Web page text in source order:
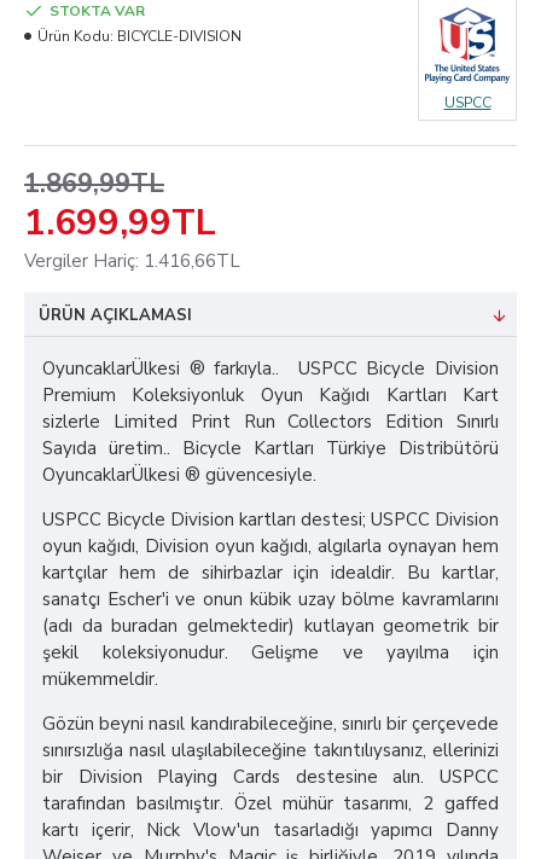
1.699,99TL
1.869,99TL
Vergiler Hariç: 1.416,66TL
STOKTA VAR
Ürün Kodu: BICYCLE-DIVISION
USPCC
ÜRÜN AÇIKLAMASI
OyuncaklarÜlkesi ® farkıyla.. USPCC Bicycle Division
Premium Koleksiyonluk Oyun Kağıdı Kartları Kart
sizlerle Limited Print Run Collectors Edition Sınırlı
Sayıda üretim.. Bicycle Kartları Türkiye Distribütörü
OyuncaklarÜlkesi ® güvencesiyle.
USPCC Bicycle Division kartları destesi; USPCC Division
oyun kağıdı, Division oyun kağıdı, algılarla oynayan hem
kartçılar hem de sihirbazlar için idealdir. Bu kartlar,
sanatçı Escher'i ve onun kübik uzay bölme kavramlarını
(adı da buradan gelmektedir) kutlayan geometrik bir
şekil koleksiyonudur. Gelişme ve yayılma için
mükemmeldir.
Gözün beyni nasıl kandırabileceğine, sınırlı bir çerçevede
sınırsızlığa nasıl ulaşılabileceğine takıntılıysanız, ellerinizi
bir Division Playing Cards destesine alın. USPCC
tarafından basılmıştır. Özel mühür tasarımı, 2 gaffed
kartı içerir, Nick Vlow'un tasarladığı yapımcı Danny